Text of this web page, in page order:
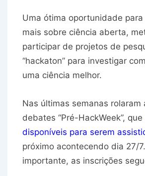
Uma ótima oportunidade
mais sobre ciência aberta,
participar de projetos de
“hackaton” para investigar
uma ciência melhor.
Nas últimas semanas rolaram
debates “Pré-HackWeek”, que
disponíveis para serem
próximo acontecendo dia 27/
importante, as inscrições